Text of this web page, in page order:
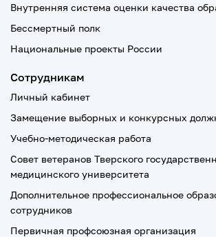
Внутренняя система оценки качества
Бессмертный полк
Национальные проекты России
Сотрудникам
Личный кабинет
Замещение выборных и конкурсных
Учебно-методическая работа
Совет ветеранов Тверского
медицинского университета
Дополнительное профессиональное
сотрудников
Первичная профсоюзная организация